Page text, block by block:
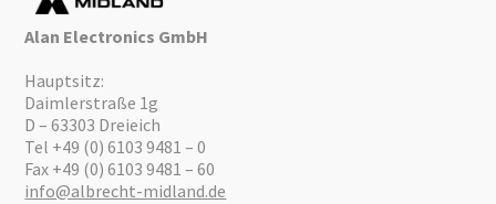
Alan Electronics GmbH
Hauptsitz:
Daimlerstraße 1g
D – 63303 Dreieich
Tel +49 (0) 6103 9481 – 0
Fax +49 (0) 6103 9481 – 60
info@albrecht-midland.de